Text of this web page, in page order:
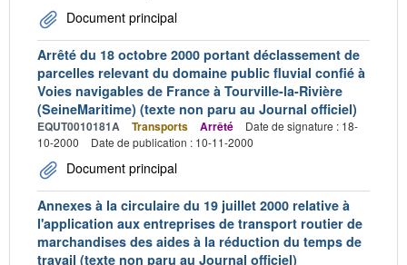
Document principal
Arrêté du 18 octobre 2000 portant déclassement de
parcelles relevant du domaine public fluvial confié à
Voies navigables de France à Tourville-la-Rivière
(SeineMaritime) (texte non paru au Journal officiel)
EQUT0010181A Transports Arrêté
Date de signature : 18-
10-2000
Date de publication : 10-11-2000
Document principal
Annexes à la circulaire du 19 juillet 2000 relative à
l'application aux entreprises de transport routier de
marchandises des aides à la réduction du temps de
travail (texte non paru au Journal officiel)